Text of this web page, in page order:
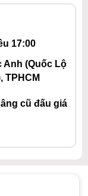
17:00
Anh (Quốc Lộ
TPHCM
cũ đấu giá